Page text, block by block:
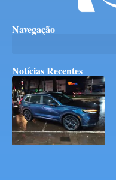
Navegação
Notícias Recentes